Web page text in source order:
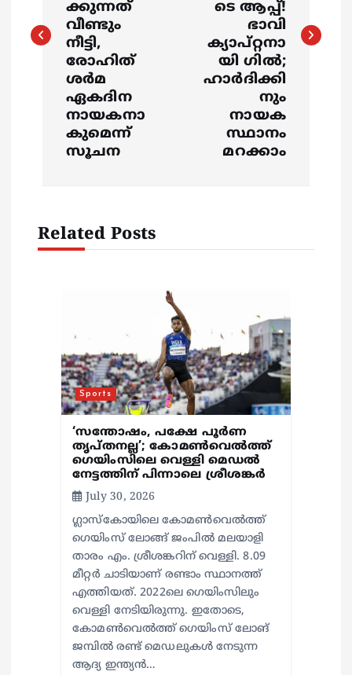
t
n
a
ക്കുന്നത്
വീണ്ടും
നീട്ടി,
രോഹിത്
ശര്‍മ
ഏകദിന
നായകനാ
കുമെന്ന്
സൂചന
ടെ ആപ്പ്!
ഭാവി
ക്യാപ്റ്റനാ
യി ഗില്‍;
ഹാര്‍ദിക്കി
നും
നായക
സ്ഥാനം
മറക്കാം
Related Posts
Sports
‘സന്തോഷം, പക്ഷേ പൂര്‍ണ
തൃപ്തനല്ല’; കോമണ്‍വെല്‍ത്ത്
ഗെയിംസിലെ വെള്ളി മെഡല്‍
നേട്ടത്തിന് പിന്നാലെ ശ്രീശങ്കര്‍
July 30, 2026
ഗ്ലാസ്‌കോയിലെ കോമണ്‍വെല്‍ത്ത്
ഗെയിംസ് ലോങ്ങ് ജംപില്‍ മലയാളി
താരം എം. ശ്രീശങ്കറിന് വെള്ളി. 8.09
മീറ്റര്‍ ചാടിയാണ് രണ്ടാം സ്ഥാനത്ത്
എത്തിയത്. 2022ലെ ഗെയിംസിലും
വെള്ളി നേടിയിരുന്നു. ഇതോടെ,
കോമണ്‍വെല്‍ത്ത് ഗെയിംസ് ലോങ്
ജമ്പില്‍ രണ്ട് മെഡലുകള്‍ നേടുന്ന
ആദ്യ ഇന്ത്യന്‍…